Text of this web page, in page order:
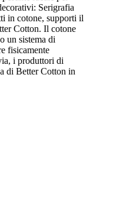
Serigrafia
in cotone, supporti il
Cotton. Il cotone
un sistema di
fisicamente
i produttori di
di Better Cotton in